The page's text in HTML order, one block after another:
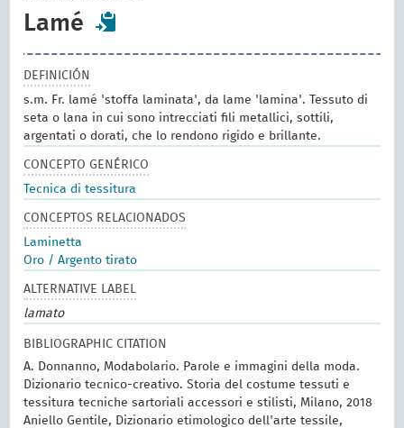
Lamé
DEFINICIÓN
s.m. Fr. lamé 'stoffa laminata', da lame 'lamina'. Tessuto di
seta o lana in cui sono intrecciati fili metallici, sottili,
argentati o dorati, che lo rendono rigido e brillante.
CONCEPTO GENÉRICO
Tecnica di tessitura
CONCEPTOS RELACIONADOS
Laminetta
Oro / Argento tirato
ALTERNATIVE LABEL
lamato
BIBLIOGRAPHIC CITATION
A. Donnanno, Modabolario. Parole e immagini della moda.
Dizionario tecnico-creativo. Storia del costume tessuti e
tessitura tecniche sartoriali accessori e stilisti, Milano, 2018
Aniello Gentile, Dizionario etimologico dell'arte tessile,